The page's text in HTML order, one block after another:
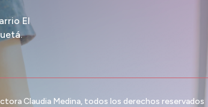
El
Claudia Medina, todos los derechos reservados